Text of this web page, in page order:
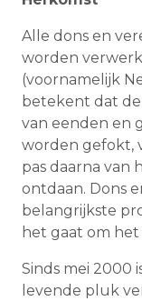
Alle dons en
worden
(voornamelijk
betekent dat
van eenden en
worden gefokt,
pas daarna van
ontdaan. Dons
belangrijkste
het gaat om het
Sinds mei 2000
levende pluk